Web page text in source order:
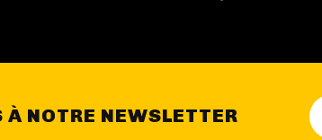
NOTRE NEWSLETTER